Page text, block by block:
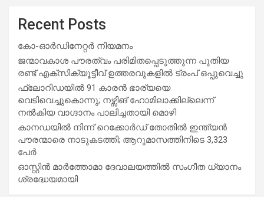
Recent Posts
കോ-ഓർഡിനേറ്റർ നിയമനം
ജന്മാവകാശ പൗരത്വം പരിമിതപ്പെടുത്തുന്ന പുതിയ
രണ്ട് എക്സിക്യൂട്ടീവ് ഉത്തരവുകളിൽ ട്രംപ് ഒപ്പുവെച്ചു
ഫ്ലോറിഡയിൽ 91 കാരൻ ഭാര്യയെ
വെടിവെച്ചുകൊന്നു; നഴ്സിങ് ഹോമിലാക്കില്ലെന്ന്
നൽകിയ വാഗ്ദാനം പാലിച്ചതായി മൊഴി
കാനഡയിൽ നിന്ന് റെക്കോർഡ് തോതിൽ ഇന്ത്യൻ
പൗരന്മാരെ നാടുകടത്തി; ആറുമാസത്തിനിടെ 3,323
പേർ
ഓസ്റ്റിൻ മാർത്തോമാ ദേവാലയത്തിൽ സംഗീത ധ്യാനം
ശ്രദ്ധേയമായി